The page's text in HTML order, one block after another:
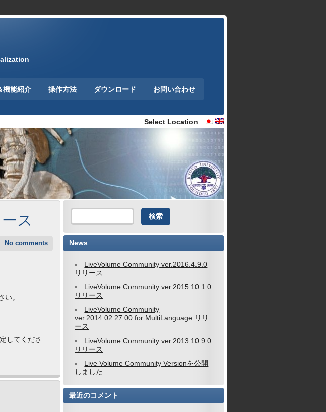
機能紹介 操作方法 ダウンロード お問い合わせ
Select Location
ース
No comments
。
してくださ
News
LiveVolume Community ver.2016.4.9.0
リリース
LiveVolume Community ver.2015.10.1.0
リリース
LiveVolume Community
ver.2014.02.27.00 for MultiLanguage リリ
ース
LiveVolume Community ver.2013.10.9.0
リリース
Live Volume Community Versionを公開
しました
最近のコメント